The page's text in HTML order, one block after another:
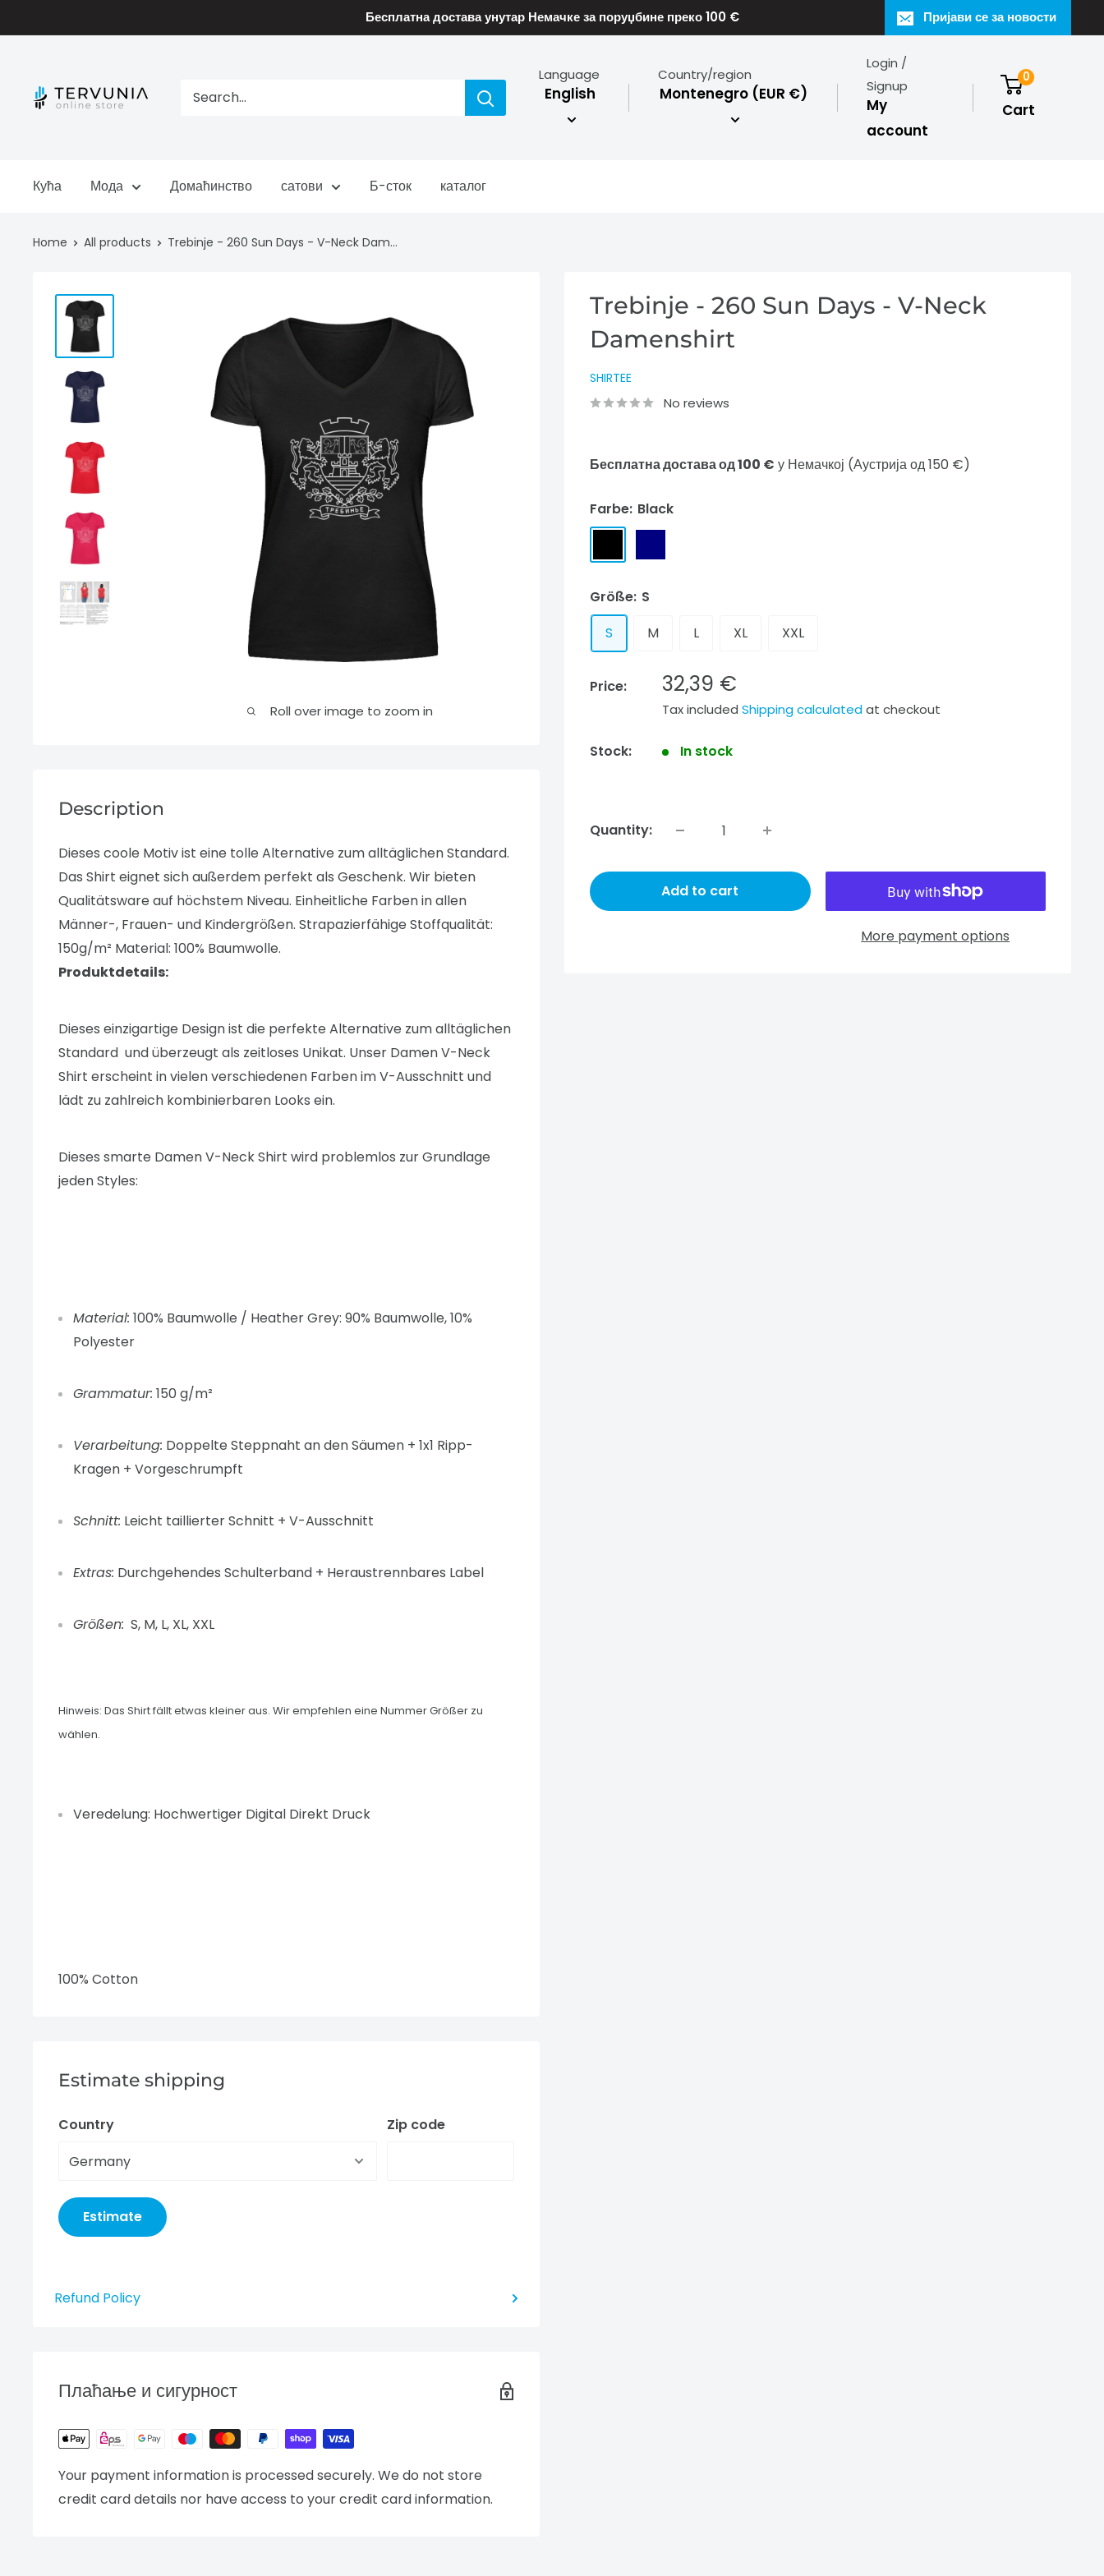
to
Бесплатна достава унутар Немачке за поруџбине преко 100 € Пријави се за новости
TERVUNIA
Language
English
Country/region
Montenegro (EUR €)
Login /
Signup
My
account
0
Cart
Кућа Мода Домаћинство сатови Б-сток каталог
Home All products Trebinje - 260 Sun Days - V-Neck Dam...
Roll over image to zoom in
Trebinje - 260 Sun Days - V-Neck
Damenshirt
SHIRTEE
No reviews
Бесплатна достава од 100 € у Немачкој (Аустрија од 150 €)
Farbe: Black
Größe: S
S
M L XL XXL
Price: Sale
price
32,39 €
Tax included Shipping calculatedat checkout
Stock: In stock
Quantity:
Add to cart
More payment options
Description
Dieses coole Motiv ist eine tolle Alternative zum alltäglichen Standard.
Das Shirt eignet sich außerdem perfekt als Geschenk. Wir bieten
Qualitätsware auf höchstem Niveau. Einheitliche Farben in allen
Männer-, Frauen- und Kindergrößen. Strapazierfähige Stoffqualität:
150g/m² Material: 100% Baumwolle.
Produktdetails:
Dieses einzigartige Design ist die perfekte Alternative zum alltäglichen
Standard und überzeugt als zeitloses Unikat. Unser Damen V-Neck
Shirt erscheint in vielen verschiedenen Farben im V-Ausschnitt und
lädt zu zahlreich kombinierbaren Looks ein.
Dieses smarte Damen V-Neck Shirt wird problemlos zur Grundlage
jeden Styles:
Material: 100% Baumwolle / Heather Grey: 90% Baumwolle, 10%
Polyester
Grammatur: 150 g/m²
Verarbeitung: Doppelte Steppnaht an den Säumen + 1x1 Ripp-
Kragen + Vorgeschrumpft
Schnitt: Leicht taillierter Schnitt + V-Ausschnitt
Extras: Durchgehendes Schulterband + Heraustrennbares Label
Größen: S, M, L, XL, XXL
Hinweis: Das Shirt fällt etwas kleiner aus. Wir empfehlen eine Nummer Größer zu
wählen.
Veredelung: Hochwertiger Digital Direkt Druck
100% Cotton
Estimate shipping
Country Zip code
Estimate
Refund Policy
Плаћање и сигурност
Your payment information is processed securely. We do not store
credit card details nor have access to your credit card information.